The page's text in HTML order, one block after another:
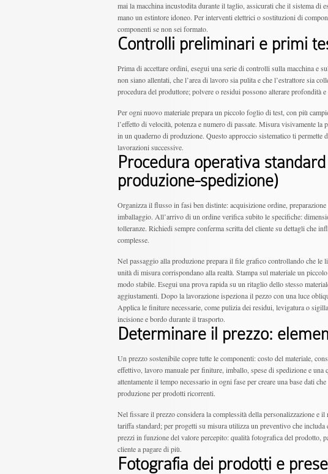
mai la macchina incustodita durante il taglio, assicurati che il sistema di
mano un estintore idoneo. Per interventi elettrici o sostituzioni di
componenti se non sei formato.
Controlli preliminari e primi
Prima di accettare ordini, esegui una serie di controlli sulla macchina e
non siano allentati, che l’area di lavoro sia pulita e che l’estrattore sia
procedura del produttore; polvere o residui possono alterare profondità
Per ogni nuovo materiale prepara un piccolo foglio di test, con più
l’effetto di velocità, potenza e numero di passate. Misura visivamente
in un quaderno di produzione. Questo approccio sistematico ti
lavorazioni successive.
Procedura operativa
produzione-spedizione)
Organizza il flusso in fasi ben distinte: acquisizione ordine,
imballaggio. All’arrivo di un ordine verifica subito le specifiche:
tolleranze. Richiedi sempre conferma scritta del cliente su dettagli che
complesse.
Nel passaggio alla produzione prepara il file grafico controllando che le
unità di misura corrispondano alla realtà. Stampa sul materiale un
modo stabile. Esegui una prova rapida su un ritaglio dello stesso
aggiustamenti. Dopo la lavorazione ispeziona il pezzo con una luce
Applica le finiture necessarie, come pulizia dei residui, levigatura o
incisione e bordo durante il trasporto.
Determinare il prezzo:
Un prezzo sostenibile copre tutte le componenti: costo del materiale,
effettivo, lavoro manuale per finiture, imballo, spese di spedizione e
attentamente il tempo necessario in ogni fase per creare una base dati
produzione per prodotti ricorrenti.
Nel fissare il prezzo considera la complessità della personalizzazione
tariffa standard; per progetti su misura utilizza un preventivo che
prezzi in funzione del valore percepito: qualità fotografica del prodotto,
cliente a pagare di più.
Fotografia dei prodotti e